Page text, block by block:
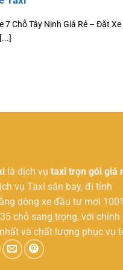
7 Chỗ Tây Ninh Giá Rẻ – Đặt Xe
là dịch vụ taxi trọn gói giá
vụ Taxi sân bay, đi tỉnh
dòng xe đầu tư mới
chỗ sang trọng, với chính
và chất lượng phục vụ